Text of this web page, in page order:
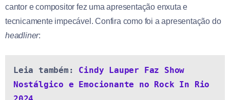
cantor e compositor fez uma apresentação enxuta e
tecnicamente impecável. Confira como foi a apresentação do
headliner:
Leia também: Cindy Lauper Faz Show
Nostálgico e Emocionante no Rock In Rio